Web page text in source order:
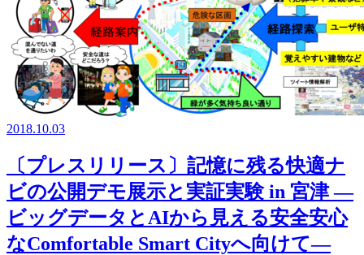
2018.10.03
〔プレスリリース〕記憶に残る快適ナ
ビの公開デモ展示と実証実験 in 宮津 ―
ビッグデータとAIから見える安全安心
なComfortable Smart Cityへ向けて―